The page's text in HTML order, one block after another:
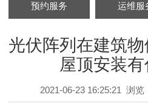
预约服务 运维服
光伏阵列在建筑
屋顶安装
2021-06-23 16:25:21 浏